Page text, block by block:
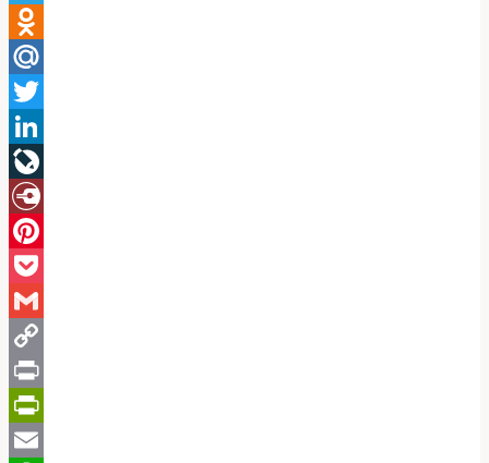
Telegram
Odnoklassniki
Mail.Ru
Twitter
LinkedIn
LiveJournal
Diary.Ru
Pinterest
Pocket
Gmail
Copy
Link
Print
PrintFriendly